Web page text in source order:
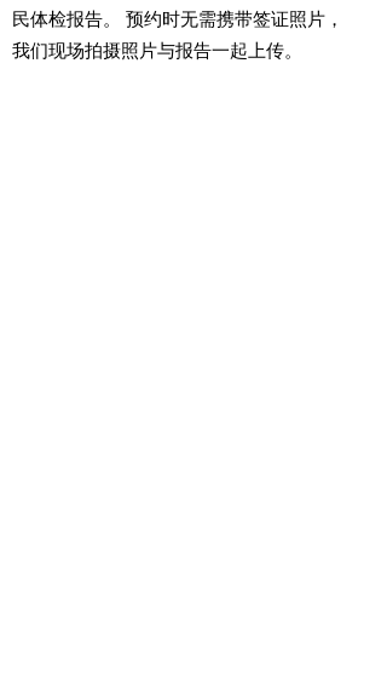
民体检报告。 预约时无需携带签证照片，
我们现场拍摄照片与报告一起上传。